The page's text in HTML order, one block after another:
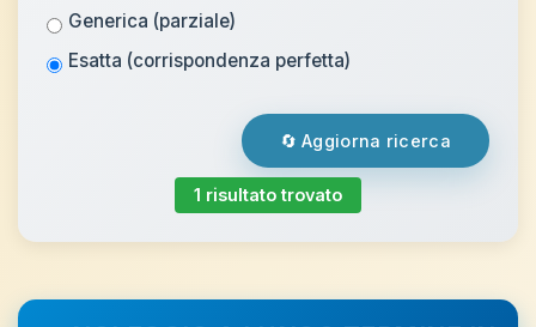
Generica (parziale)
Esatta (corrispondenza perfetta)
🔄 Aggiorna ricerca
1 risultato trovato